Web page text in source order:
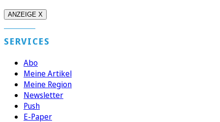
ANZEIGE X
SERVICES
Abo
Meine Artikel
Meine Region
Newsletter
Push
E-Paper